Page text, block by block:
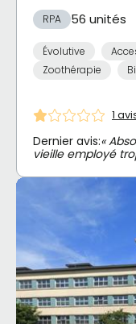
RPA 56 unités
Évolutive
Zoothérapie
1
Dernier avis:«
vieille employé